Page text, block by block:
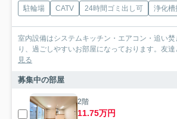
駐輪場 CATV 24時間ゴミ出し可 浄化槽
室内設備はシステムキッチン・エアコン・追い
り、過ごしやすいお部屋になっております。友
見る
募集中の部屋
2階
11.75万円